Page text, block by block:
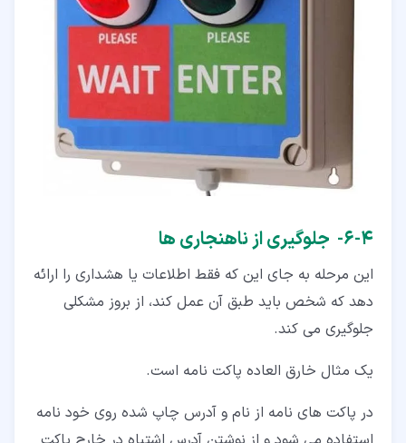
۴‏-‏۶‏- جلوگیری از ناهنجاری ها
این مرحله به جای این که فقط اطلاعات یا هشداری را ارائه
دهد که شخص باید طبق آن عمل کند، از بروز مشکلی
جلوگیری می کند.
یک مثال خارق العاده پاکت نامه است.
در پاکت های نامه از نام و آدرس چاپ شده روی خود نامه